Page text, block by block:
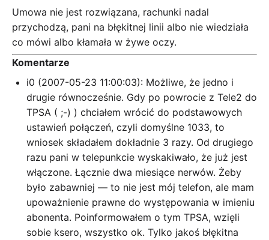
Umowa nie jest rozwiązana, rachunki nadal
przychodzą, pani na błękitnej linii albo nie wiedziała
co mówi albo kłamała w żywe oczy.
Komentarze
i0 (2007-05-23 11:00:03): Możliwe, że jedno i
drugie równocześnie. Gdy po powrocie z Tele2 do
TPSA ( ;-) ) chciałem wrócić do podstawowych
ustawień połączeń, czyli domyślne 1033, to
wniosek składałem dokładnie 3 razy. Od drugiego
razu pani w telepunkcie wyskakiwało, że już jest
włączone. Łącznie dwa miesiące nerwów. Żeby
było zabawniej — to nie jest mój telefon, ale mam
upoważnienie prawne do występowania w imieniu
abonenta. Poinformowałem o tym TPSA, wzięli
sobie ksero, wszystko ok. Tylko jakoś błękitna